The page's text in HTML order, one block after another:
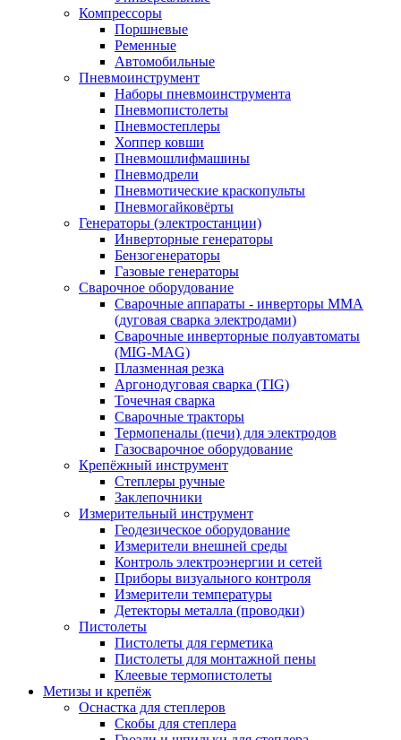
Компрессоры
Поршневые
Ременные
Автомобильные
Пневмоинструмент
Наборы пневмоинструмента
Пневмопистолеты
Пневмостеплеры
Хоппер ковши
Пневмошлифмашины
Пневмодрели
Пневмотические краскопульты
Пневмогайковёрты
Генераторы (электростанции)
Инверторные генераторы
Бензогенераторы
Газовые генераторы
Сварочное оборудование
Сварочные аппараты - инверторы ММА
(дуговая сварка электродами)
Сварочные инверторные полуавтоматы
(MIG-MAG)
Плазменная резка
Аргонодуговая сварка (TIG)
Точечная сварка
Сварочные тракторы
Термопеналы (печи) для электродов
Газосварочное оборудование
Крепёжный инструмент
Степлеры ручные
Заклепочники
Измерительный инструмент
Геодезическое оборудование
Измерители внешней среды
Контроль электроэнергии и сетей
Приборы визуального контроля
Измерители температуры
Детекторы металла (проводки)
Пистолеты
Пистолеты для герметика
Пистолеты для монтажной пены
Клеевые термопистолеты
Метизы и крепёж
Оснастка для степлеров
Скобы для степлера